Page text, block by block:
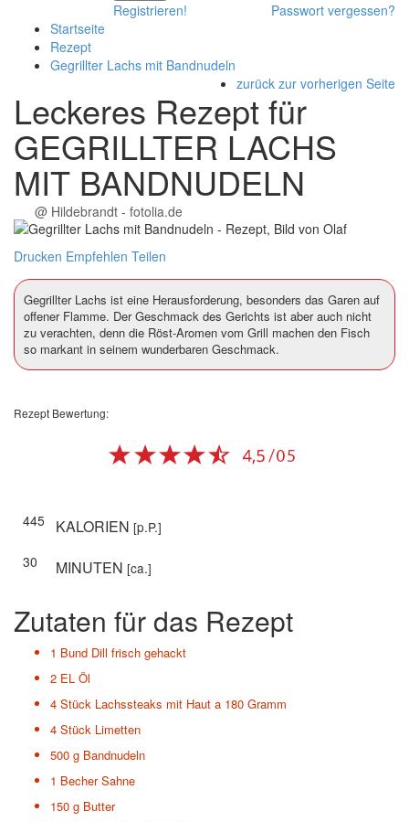
Registrieren!
Passwort vergessen?
Startseite
Rezept
Gegrillter Lachs mit Bandnudeln
zurück zur vorherigen Seite
Leckeres Rezept für
GEGRILLTER LACHS
MIT BANDNUDELN
@ Hildebrandt - fotolia.de
Drucken Empfehlen Teilen
Gegrillter Lachs ist eine Herausforderung, besonders das Garen auf
offener Flamme. Der Geschmack des Gerichts ist aber auch nicht
zu verachten, denn die Röst-Aromen vom Grill machen den Fisch
so markant in seinem wunderbaren Geschmack.
Rezept Bewertung:
445 KALORIEN [p.P.]
30
MINUTEN [ca.]
Zutaten für das Rezept
1 Bund Dill frisch gehackt
2 EL Öl
4 Stück Lachssteaks mit Haut a 180 Gramm
4 Stück Limetten
500 g Bandnudeln
1 Becher Sahne
150 g Butter